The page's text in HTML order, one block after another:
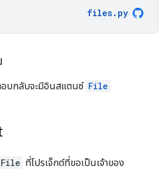
files. py
อบกลับจะมีอินสแตนซ์ File
File ที่โปรเจ็กต์ที่ขอเป็นเจ้าของ